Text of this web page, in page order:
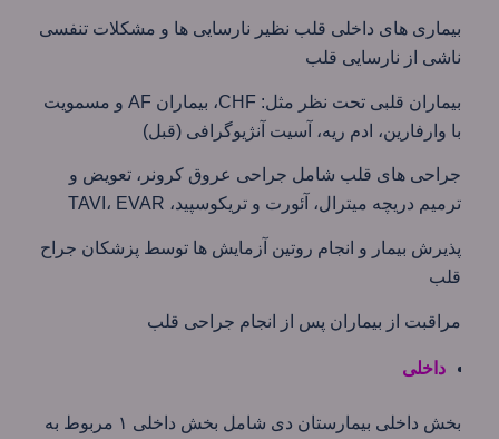
بیماری های داخلی قلب نظیر نارسایی ها و مشکلات تنفسی
ناشی از نارسایی قلب
بيماران قلبی تحت نظر مثل: CHF،‌ بيماران AF و مسمويت
با وارفارين،‌ ادم ريه، آسيت آنژيوگرافی (قبل)
جراحی های قلب شامل جراحی عروق کرونر، تعویض و
ترمیم دریچه میترال، آئورت و تریکوسپید، TAVI، EVAR
پذیرش بیمار و انجام روتین آزمایش ها توسط پزشکان جراح
قلب
مراقبت از بیماران پس از انجام جراحی قلب
داخلی
بخش داخلی بیمارستان دی شامل بخش داخلی ۱ مربوط به